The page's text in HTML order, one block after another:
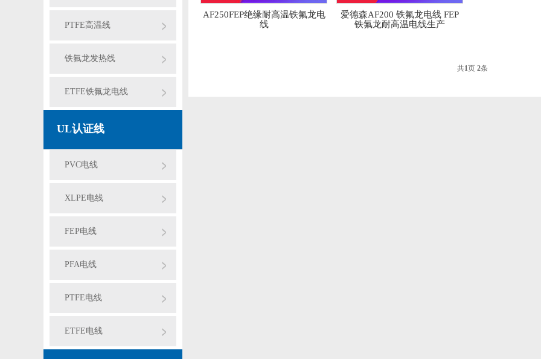
PTFE高温线
铁氟龙发热线
ETFE铁氟龙电线
UL认证线
PVC电线
XLPE电线
FEP电线
PFA电线
PTFE电线
ETFE电线
AF250FEP绝缘耐高温铁氟龙电
线
爱德森AF200 铁氟龙电线 FEP
铁氟龙耐高温电线生产
共1页 2条